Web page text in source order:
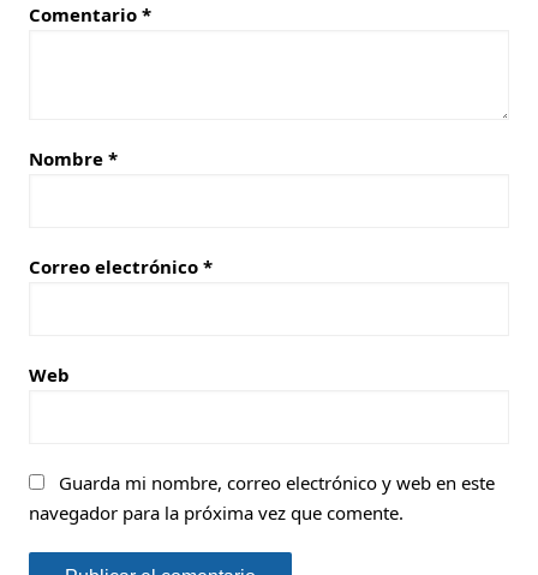
Comentario *
Nombre *
Correo electrónico *
Web
Guarda mi nombre, correo electrónico y web en este
navegador para la próxima vez que comente.